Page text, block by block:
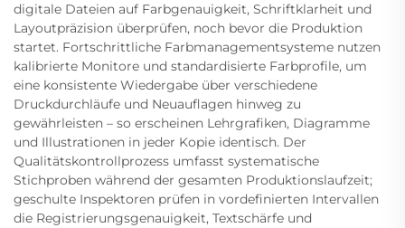
digitale Dateien auf Farbgenauigkeit, Schriftklarheit und
Layoutpräzision überprüfen, noch bevor die Produktion
startet. Fortschrittliche Farbmanagementsysteme nutzen
kalibrierte Monitore und standardisierte Farbprofile, um
eine konsistente Wiedergabe über verschiedene
Druckdurchläufe und Neuauflagen hinweg zu
gewährleisten – so erscheinen Lehrgrafiken, Diagramme
und Illustrationen in jeder Kopie identisch. Der
Qualitätskontrollprozess umfasst systematische
Stichproben während der gesamten Produktionslaufzeit;
geschulte Inspektoren prüfen in vordefinierten Intervallen
die Registrierungsgenauigkeit, Textschärfe und